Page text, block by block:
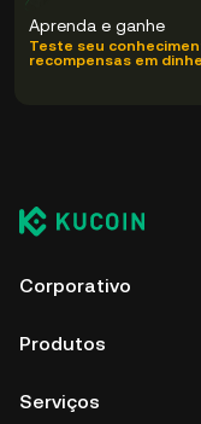
Aprenda e ganhe
Teste seu
recompensas em
Corporativo
Produtos
Serviços